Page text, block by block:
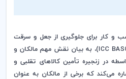
و کار برای جلوگیری از جعل و سرقت
ICC)، به بیان نقش مهم مالکان و
در زنجیره تأمین کالاهای تقلبی و
می‌کند که برخی از مالکان به عنوان